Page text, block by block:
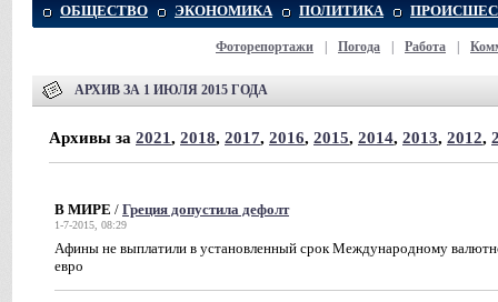
ОБЩЕСТВО ЭКОНОМИКА ПОЛИТИКА
Фоторепортажи Погода Работа
АРХИВ ЗА 1 ИЮЛЯ 2015 ГОДА
Архивы за 2021, 2018, 2017, 2016, 2015, 2014, 2013, 2012,
В МИРЕ / Греция допустила дефолт
1-7-2015, 08:29
Афины не выплатили в установленный срок Международному
евро